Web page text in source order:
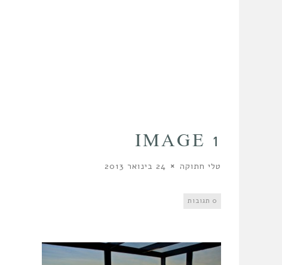
IMAGE 1
טלי חתוקה 24 בינואר 2013
0 תגובות